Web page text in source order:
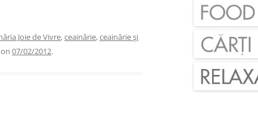
Joie de Vivre,ceainărie,ceainărie şi
on 07/02/2012.